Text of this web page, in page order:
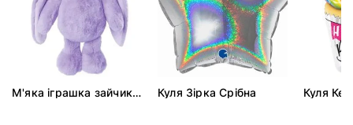
М'яка іграшка зайчик
Куля Зірка Срібна Куля